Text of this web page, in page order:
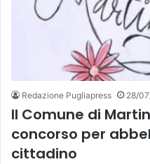
Redazione Pugliapress 28/
Il Comune di
concorso per
cittadino